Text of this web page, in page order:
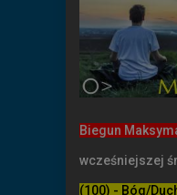
Biegun
wcześniejszej
(100) - Bóg/